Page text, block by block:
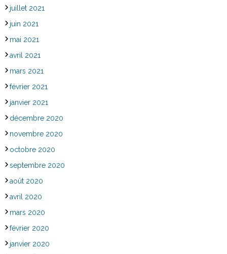
juillet 2021
juin 2021
mai 2021
avril 2021
mars 2021
février 2021
janvier 2021
décembre 2020
novembre 2020
octobre 2020
septembre 2020
août 2020
avril 2020
mars 2020
février 2020
janvier 2020